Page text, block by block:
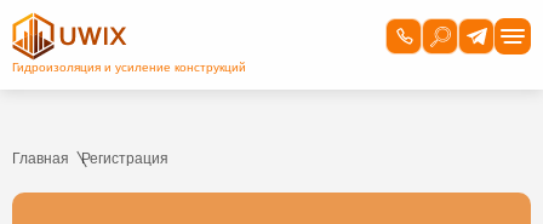
Главная Регистрация